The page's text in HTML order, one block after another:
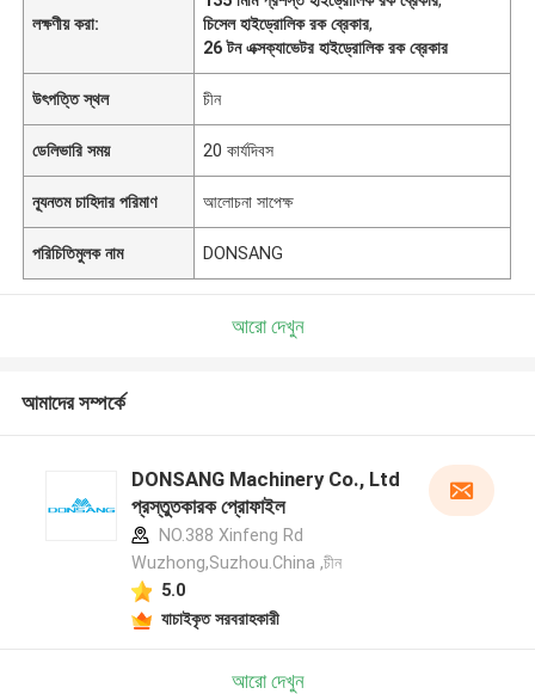
লক্ষণীয় করা:
চিসেল হাইড্রোলিক রক ব্রেকার,
26 টন এক্সক্যাভেটর হাইড্রোলিক রক ব্রেকার
উৎপত্তি স্থল চীন
ডেলিভারি সময় 20 কার্যদিবস
ন্যূনতম চাহিদার পরিমাণ আলোচনা সাপেক্ষ
পরিচিতিমুলক নাম DONSANG
আরো দেখুন
আমাদের সম্পর্কে
DONSANG Machinery Co., Ltd
প্রস্তুতকারক প্রোফাইল
NO.388 Xinfeng Rd
Wuzhong,Suzhou.China ,চীন
5.0
যাচাইকৃত সরবরাহকারী
আরো দেখুন